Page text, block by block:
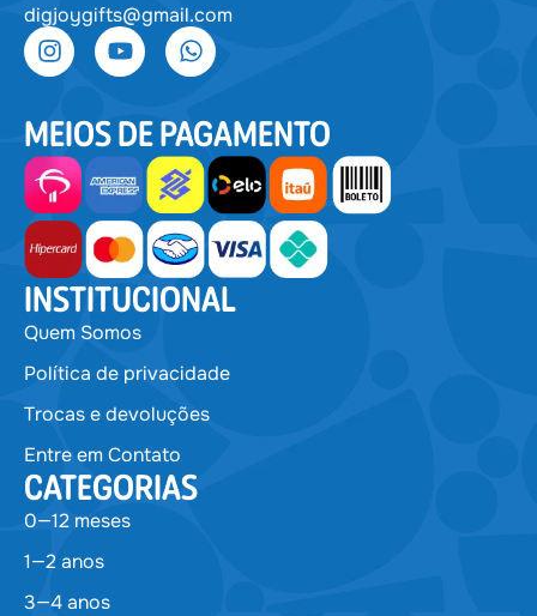
digjoygifts@gmail.com
MEIOS DE PAGAMENTO
INSTITUCIONAL
Quem Somos
Política de privacidade
Trocas e devoluções
Entre em Contato
CATEGORIAS
0—12 meses
1—2 anos
3—4 anos